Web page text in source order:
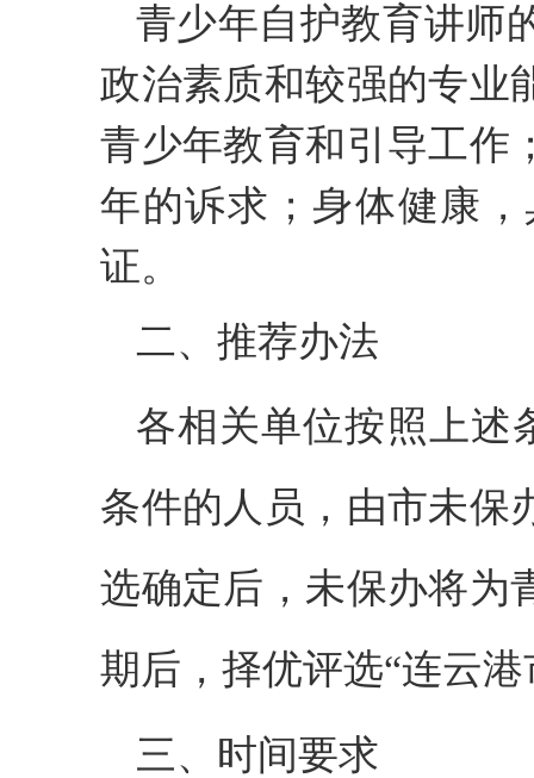
青少年自护教育讲师
政治素质和较强的专业
青少年教育和引导工作
年的诉求；身体健康
证。
二、推荐办法
各相关单位按照上述
条件的人员，由市未保
选确定后，未保办将为
期后，择优评选“连云
三、时间要求